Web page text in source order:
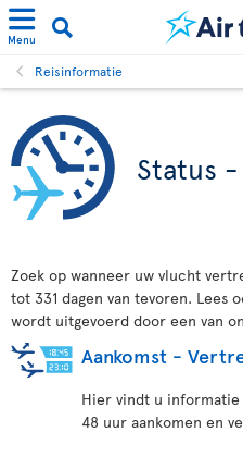
Menu
Reisinformatie
Status
Zoek op wanneer uw vlucht
tot 331 dagen van tevoren. Lees
wordt uitgevoerd door een van
Aankomst -
Hier vindt u
48 uur aankomen en